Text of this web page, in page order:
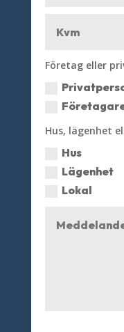
Företag eller
Hus, lägenhet
Hus
Lägenhet
Lokal